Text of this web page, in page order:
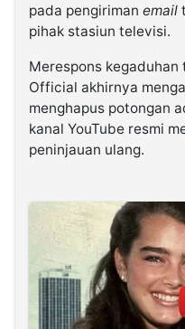
pada pengiriman email
pihak stasiun televisi.
Merespons
Official akhirnya
menghapus potongan
kanal YouTube resmi
peninjauan ulang.